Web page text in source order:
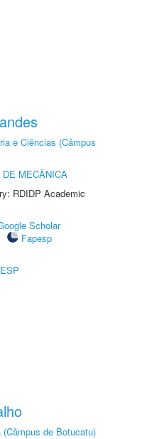
e Ciências (Câmpus
DE MECÂNICA
RDIDP Academic
Scholar
Fapesp
de Botucatu)